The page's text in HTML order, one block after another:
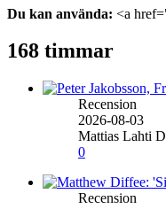
Du kan använda: <a
168 timmar
Recension
2026-08-03
Mattias Lahti
0
Recension